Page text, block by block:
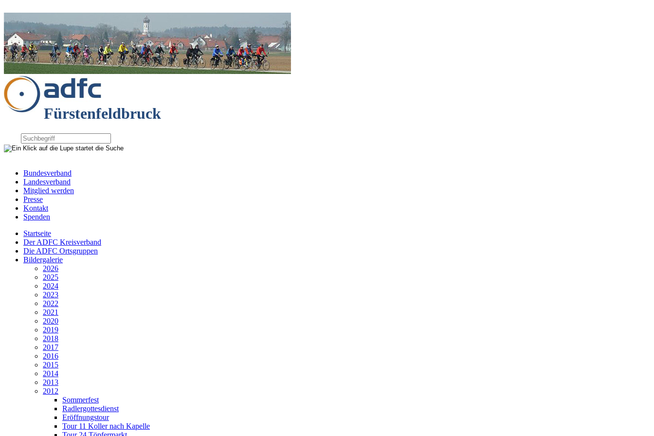
Fürstenfeldbruck
Bundesverband
Landesverband
Mitglied werden
Presse
Kontakt
Spenden
Startseite
Der ADFC Kreisverband
Die ADFC Ortsgruppen
Bildergalerie
2026
2025
2024
2023
2022
2021
2020
2019
2018
2017
2016
2015
2014
2013
2012
Sommerfest
Radlergottesdienst
Eröffnungstour
Tour 11 Koller nach Kapelle